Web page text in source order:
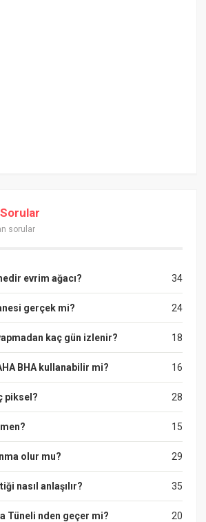
sorular
34
evrim ağacı?
24
gerçek mi?
18
kaç gün izlenir?
16
BHA kullanabilir mi?
28
piksel?
15
29
olur mu?
35
nasıl anlaşılır?
20
Tüneli nden geçer mi?